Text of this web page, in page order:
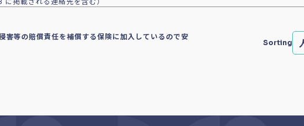
害等の賠償責任を補償する保険に加入しているので安
Sorting